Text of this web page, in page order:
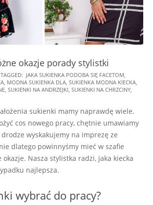
okazje porady stylistki
TAGGED: JAKA SUKIENKA PODOBA SIĘ FACETOM
MODNA SUKIENKA DLA SUKIENKA MODNA KIECKA
SUKIENKI NA ANDRZEJKI SUKIENKI NA CHRZCINY
sukienki mamy naprawdę wiele.
cos nowego pracy, chętnie umawiamy
wyskakujemy na imprezę ze
dlatego powinnyśmy mieć w szafie
Nasza stylistka radzi, jaka kiecka
najlepsza.
wybrać do pracy?